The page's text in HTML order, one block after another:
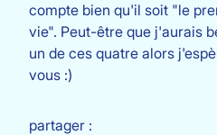
compte bien qu'il soit "le
vie". Peut-être que j'aurais
un de ces quatre alors
vous :)
partager :